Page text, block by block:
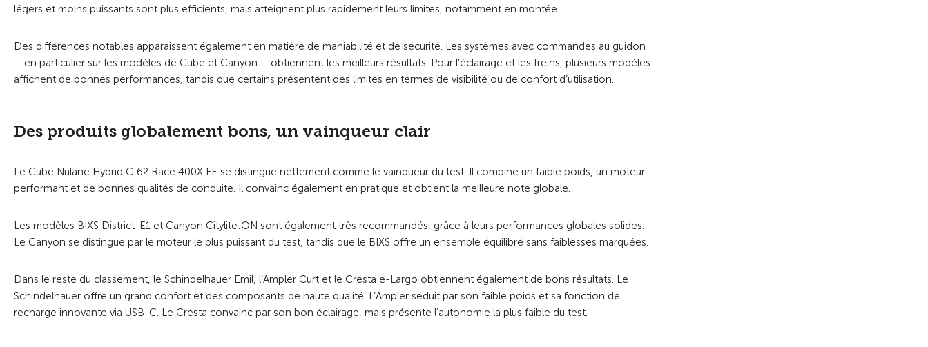
légers et moins puissants sont plus efficients, mais atteignent plus rapidement leurs limites, notamment en montée.
Des différences notables apparaissent également en matière de maniabilité et de sécurité. Les systèmes avec commandes au guidon
– en particulier sur les modèles de Cube et Canyon – obtiennent les meilleurs résultats. Pour l’éclairage et les freins, plusieurs modèles
affichent de bonnes performances, tandis que certains présentent des limites en termes de visibilité ou de confort d’utilisation.
Des produits globalement bons, un vainqueur clair
Le Cube Nulane Hybrid C:62 Race 400X FE se distingue nettement comme le vainqueur du test. Il combine un faible poids, un moteur
performant et de bonnes qualités de conduite. Il convainc également en pratique et obtient la meilleure note globale.
Les modèles BIXS District-E1 et Canyon Citylite:ON sont également très recommandés, grâce à leurs performances globales solides.
Le Canyon se distingue par le moteur le plus puissant du test, tandis que le BIXS offre un ensemble équilibré sans faiblesses marquées.
Dans le reste du classement, le Schindelhauer Emil, l’Ampler Curt et le Cresta e-Largo obtiennent également de bons résultats. Le
Schindelhauer offre un grand confort et des composants de haute qualité. L’Ampler séduit par son faible poids et sa fonction de
recharge innovante via USB-C. Le Cresta convainc par son bon éclairage, mais présente l’autonomie la plus faible du test.